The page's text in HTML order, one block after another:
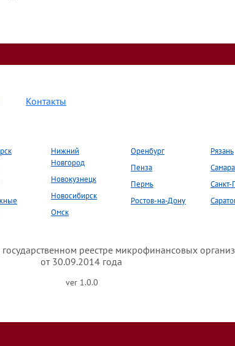
Контакты
Нижний
Новгород
Новокузнецк
Новосибирск
Омск
Оренбург
Пенза
Пермь
Ростов-на-Дону
Рязань
Самара
Санкт-
реестре микрофинансовых
от 30.09.2014 года
ver 1.0.0